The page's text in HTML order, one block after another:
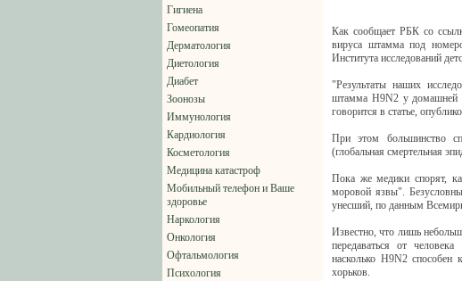
Гигиена
Гомеопатия
Дерматология
Диетология
Диабет
Зоонозы
Иммунология
Кардиология
Косметология
Медицина катастроф
Мобильный телефон и Ваше
здоровье
Наркология
Онкология
Офтальмология
Психология
Как сообщает РБК со
вируса штамма под
Института исследований
"Результаты наших
штамма H9N2 у домашней
говорится в статье,
При этом большинство
(глобальная смертельная
Пока же медики спорят,
моровой язвы".
унесший, по данным
Известно, что лишь
передаваться от
насколько H9N2 способен
хорьков.